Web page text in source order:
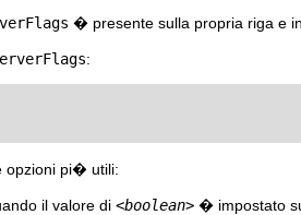
� presente sulla propria riga e
:
opzioni pi� utili:
il valore di <boolean> � impostato